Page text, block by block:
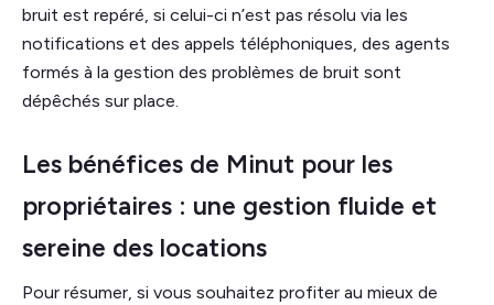
bruit est repéré, si celui-ci n’est pas résolu via les
notifications et des appels téléphoniques, des agents
formés à la gestion des problèmes de bruit sont
dépêchés sur place.
Les bénéfices de Minut pour les
propriétaires : une gestion fluide et
sereine des locations
Pour résumer, si vous souhaitez profiter au mieux de